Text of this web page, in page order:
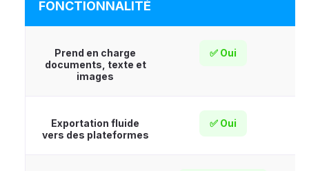
FONCTIONNALITÉ
Prend en charge
documents, texte et
images
✅ Oui
Exportation fluide
vers des plateformes
✅ Oui